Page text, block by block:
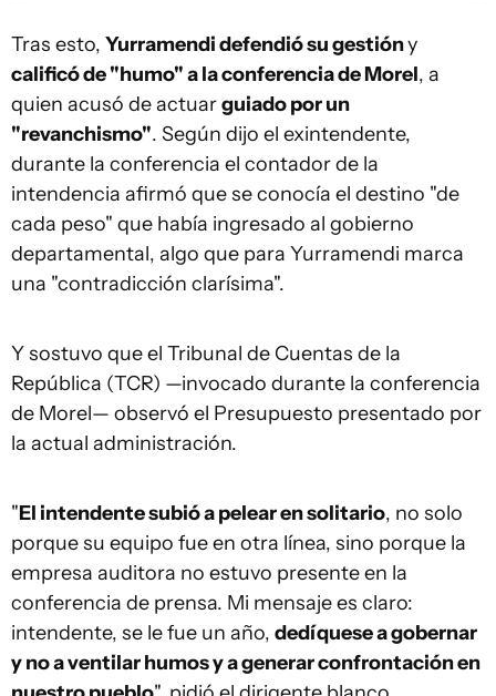
Tras esto, Yurramendi defendió su gestióny
calificó de "humo" a la conferencia de Morel, a
quien acusó de actuarguiado por un
"revanchismo". Según dijo el exintendente,
durante la conferencia el contador de la
intendencia afirmó que se conocía el destino "de
cada peso" que había ingresado al gobierno
departamental, algo que para Yurramendi marca
una "contradicción clarísima".
Y sostuvo que el Tribunal de Cuentas de la
República (TCR) —invocado durante la conferencia
de Morel— observó el Presupuesto presentado por
la actual administración.
"El intendente subió a pelear en solitario, no solo
porque su equipo fue en otra línea, sino porque la
empresa auditora no estuvo presente en la
conferencia de prensa. Mi mensaje es claro:
intendente, se le fue un año, dedíquese a gobernar
y no a ventilar humos y a generar confrontación en